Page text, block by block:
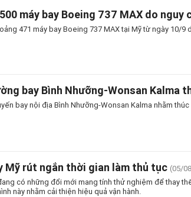
máy bay Boeing 737 MAX do nguy
471 máy bay Boeing 737 MAX tại Mỹ từ ngày 10/
bay Bình Nhưỡng-Wonsan Kalma
bay nội địa Bình Nhưỡng-Wonsan Kalma nhằm
Mỹ rút ngắn thời gian làm thủ tục (05/
có những đổi mới mang tính thử nghiệm để thay
này nhằm cải thiện hiệu quả vận hành.